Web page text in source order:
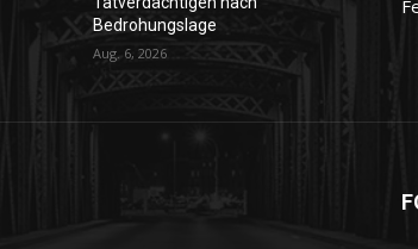
Bedrohungslage
Aug. 6, 2026